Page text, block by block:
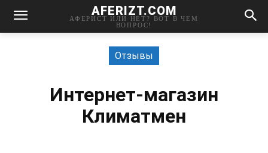
AFERIZT.COM
АФЕРИСТ ИЛИ НЕТ? ВОТ В ЧЕМ
ВОПРОС!
Отзывы
Интернет-магазин
Климатмен